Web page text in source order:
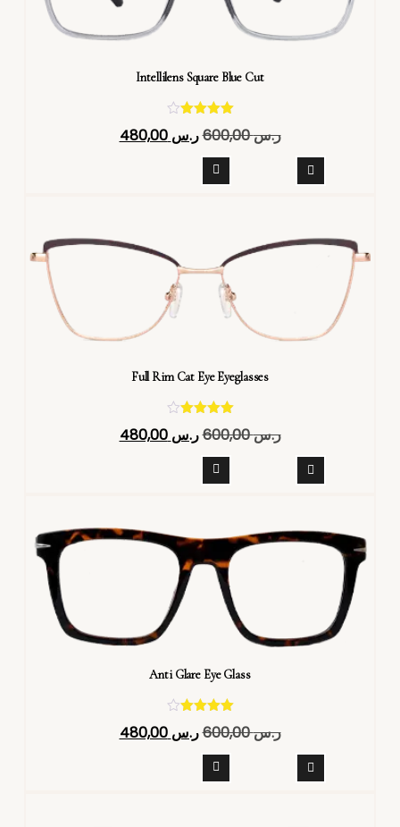
Intellilens Square Blue Cut
4.40
ر.س600,00 ر.س 480,00
Full Rim Cat Eye Eyeglasses
4.40
ر.س600,00 ر.س 480,00
Anti Glare Eye Glass
تم التقييم
4.40
ر.س600,00 ر.س 480,00